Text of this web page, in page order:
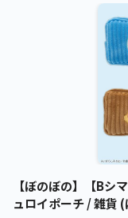
【ぼのぼの】【Bシ
ュロイポーチ / 雑貨